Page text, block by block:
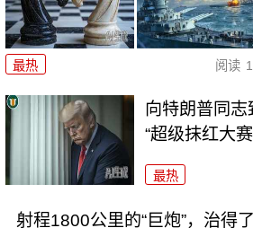
最热 阅读
向特朗普同
“超级抹红大赛
最热
射程1800公里的“巨炮”，治得了